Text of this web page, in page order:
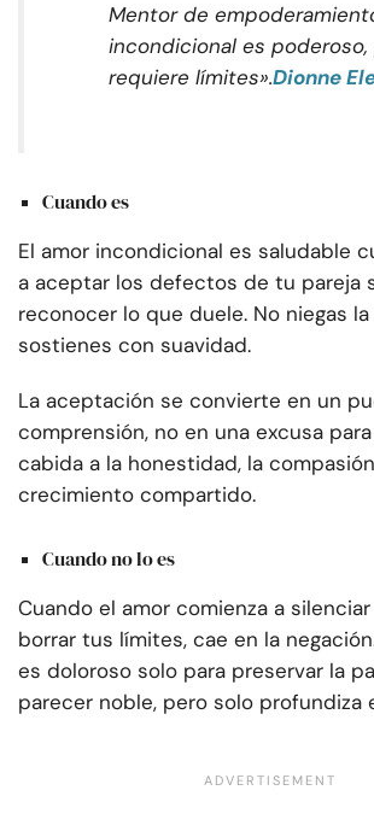
Mentor de
incondicional es poderoso,
requiere límites».Dionne
Cuando es
El amor incondicional es saludable
a aceptar los defectos de tu pareja
reconocer lo que duele. No niegas
sostienes con suavidad.
La aceptación se convierte en un
comprensión, no en una excusa
cabida a la honestidad, la
crecimiento compartido.
Cuando no lo es
Cuando el amor comienza a
borrar tus límites, cae en la
es doloroso solo para preservar la
parecer noble, pero solo profundiza